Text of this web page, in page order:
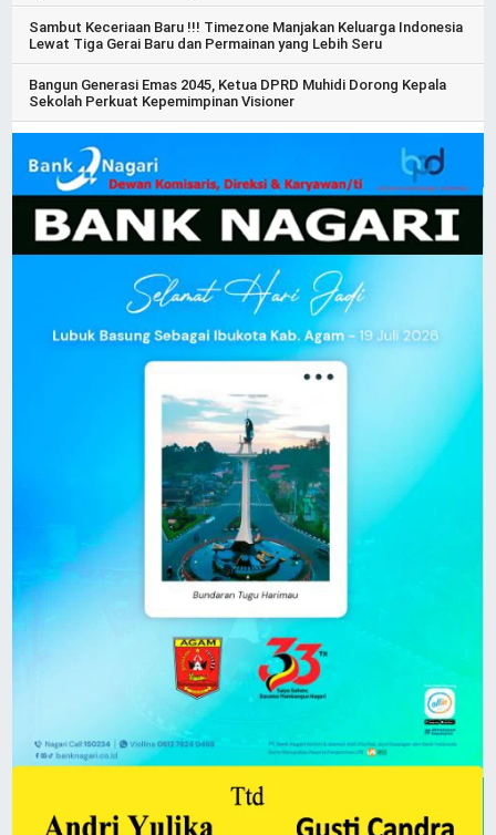
Sambut Keceriaan Baru !!! Timezone Manjakan Keluarga Indonesia
Lewat Tiga Gerai Baru dan Permainan yang Lebih Seru
Bangun Generasi Emas 2045, Ketua DPRD Muhidi Dorong Kepala
Sekolah Perkuat Kepemimpinan Visioner